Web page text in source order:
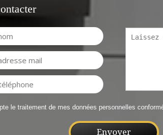
le traitement de mes données personnelles